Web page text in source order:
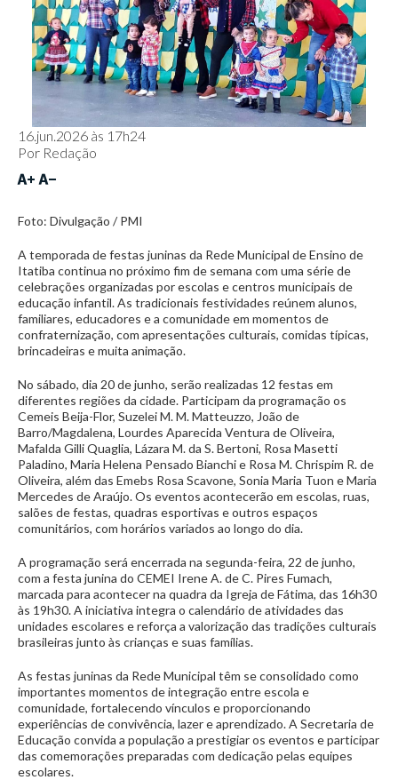
16.jun.2026 às 17h24
Por Redação
Foto: Divulgação / PMI
A temporada de festas juninas da Rede Municipal de Ensino de
Itatiba continua no próximo fim de semana com uma série de
celebrações organizadas por escolas e centros municipais de
educação infantil. As tradicionais festividades reúnem alunos,
familiares, educadores e a comunidade em momentos de
confraternização, com apresentações culturais, comidas típicas,
brincadeiras e muita animação.
No sábado, dia 20 de junho, serão realizadas 12 festas em
diferentes regiões da cidade. Participam da programação os
Cemeis Beija-Flor, Suzelei M. M. Matteuzzo, João de
Barro/Magdalena, Lourdes Aparecida Ventura de Oliveira,
Mafalda Gilli Quaglia, Lázara M. da S. Bertoni, Rosa Masetti
Paladino, Maria Helena Pensado Bianchi e Rosa M. Chrispim R. de
Oliveira, além das Emebs Rosa Scavone, Sonia Maria Tuon e Maria
Mercedes de Araújo. Os eventos acontecerão em escolas, ruas,
salões de festas, quadras esportivas e outros espaços
comunitários, com horários variados ao longo do dia.
A programação será encerrada na segunda-feira, 22 de junho,
com a festa junina do CEMEI Irene A. de C. Pires Fumach,
marcada para acontecer na quadra da Igreja de Fátima, das 16h30
às 19h30. A iniciativa integra o calendário de atividades das
unidades escolares e reforça a valorização das tradições culturais
brasileiras junto às crianças e suas famílias.
As festas juninas da Rede Municipal têm se consolidado como
importantes momentos de integração entre escola e
comunidade, fortalecendo vínculos e proporcionando
experiências de convivência, lazer e aprendizado. A Secretaria de
Educação convida a população a prestigiar os eventos e participar
das comemorações preparadas com dedicação pelas equipes
escolares.